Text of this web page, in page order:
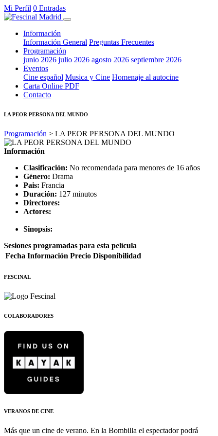
Mi Perfil 0 Entradas
Información
Información General Preguntas Frecuentes
Programación
junio 2026 julio 2026 agosto 2026 septiembre 2026
Eventos
Cine español Musica y Cine Homenaje al autocine
Carta Online PDF
Contacto
LA PEOR PERSONA DEL MUNDO
Programación > LA PEOR PERSONA DEL MUNDO
Información
Clasificación: No recomendada para menores de 16 años
Género: Drama
Pais: Francia
Duración: 127 minutos
Directores:
Actores:
Sinopsis:
Sesiones programadas para esta película
Fecha Información Precio Disponibilidad
FESCINAL
COLABORADORES
VERANOS DE CINE
Más que un cine de verano. En la Bombilla el espectador podrá